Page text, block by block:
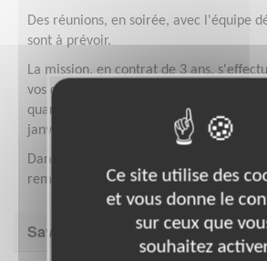
Des réunions, en soirée, avec l'équipe
sont à prévoir.
La mission, en contrat de 3 ans,
vos disponibilités cependant une
quantité de travail est à prévoir entre
janvier (période du Téléthon).
Dans le cadre de votre mission, vos frais
remboursés et vous serez assuré.
Savoir être & compétences
Ce site utilise des
et vous donne le
sur ceux que
souhaitez